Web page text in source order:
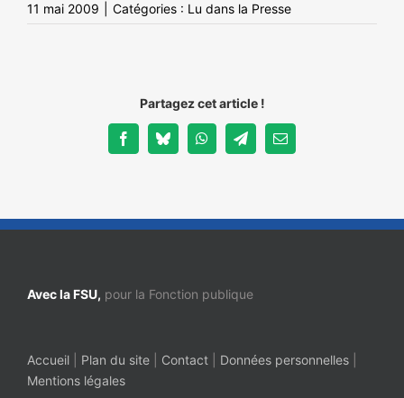
11 mai 2009 Catégories : Lu dans la Presse
Partagez cet article !
FacebookBlueskyWhatsAppTelegramEmail
Avec la FSU, pour la Fonction publique
Accueil Plan du site Contact Données personnelles
Mentions légales